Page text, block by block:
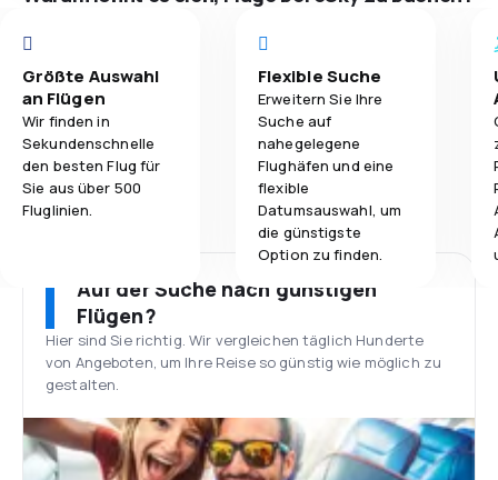
Größte Auswahl
an Flügen
Wir finden in
Sekundenschnelle
den besten Flug für
Sie aus über 500
Fluglinien.
Flexible Suche
Erweitern Sie Ihre
Suche auf
nahegelegene
Flughäfen und eine
flexible
Datumsauswahl, um
die günstigste
Option zu finden.
Auf der Suche nach günstigen
Flügen?
Hier sind Sie richtig. Wir vergleichen täglich Hunderte
von Angeboten, um Ihre Reise so günstig wie möglich zu
gestalten.